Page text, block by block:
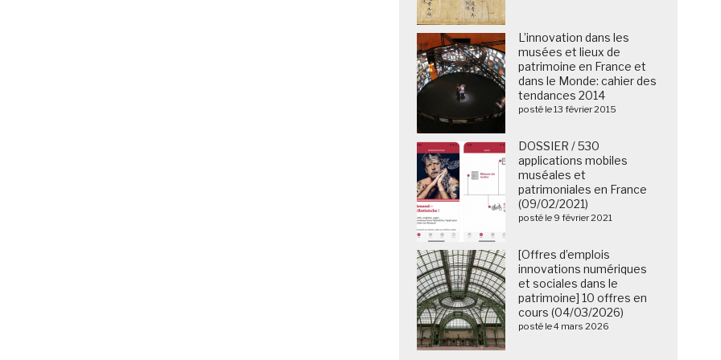
L’innovation dans les
musées et lieux de
patrimoine en France et
dans le Monde: cahier des
tendances 2014
posté le 13 février 2015
DOSSIER / 530
applications mobiles
muséales et
patrimoniales en France
(09/02/2021)
posté le 9 février 2021
[Offres d’emplois
innovations numériques
et sociales dans le
patrimoine] 10 offres en
cours (04/03/2026)
posté le 4 mars 2026